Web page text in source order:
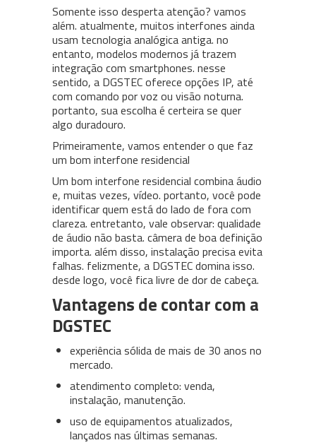
Somente isso desperta atenção? vamos
além. atualmente, muitos interfones ainda
usam tecnologia analógica antiga. no
entanto, modelos modernos já trazem
integração com smartphones. nesse
sentido, a DGSTEC oferece opções IP, até
com comando por voz ou visão noturna.
portanto, sua escolha é certeira se quer
algo duradouro.
Primeiramente, vamos entender o que faz
um bom interfone residencial
Um bom interfone residencial combina áudio
e, muitas vezes, vídeo. portanto, você pode
identificar quem está do lado de fora com
clareza. entretanto, vale observar: qualidade
de áudio não basta. câmera de boa definição
importa. além disso, instalação precisa evita
falhas. felizmente, a DGSTEC domina isso.
desde logo, você fica livre de dor de cabeça.
Vantagens de contar com a
DGSTEC
experiência sólida de mais de 30 anos no
mercado.
atendimento completo: venda,
instalação, manutenção.
uso de equipamentos atualizados,
lançados nas últimas semanas.